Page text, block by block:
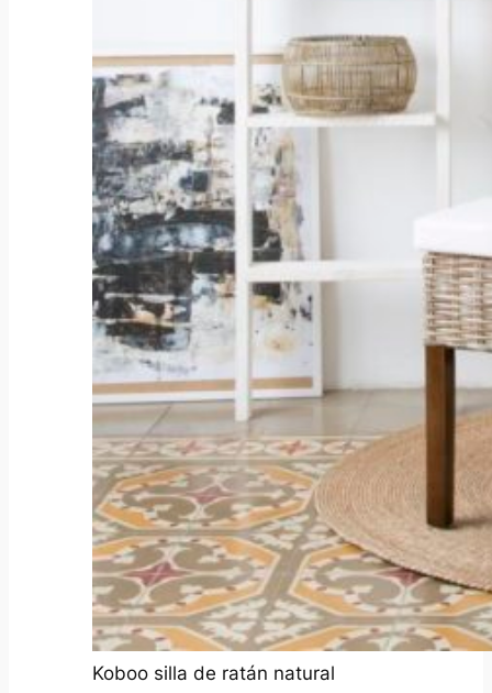
Koboo silla de ratán natural